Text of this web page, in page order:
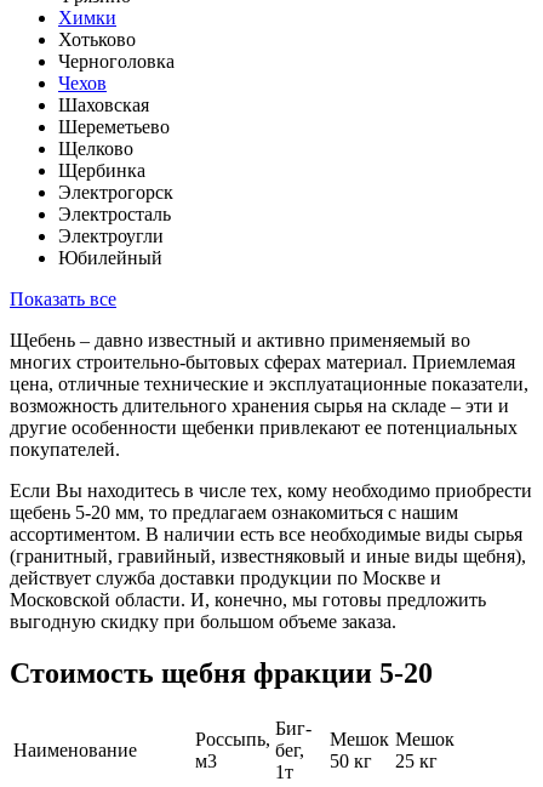
Химки
Хотьково
Черноголовка
Чехов
Шаховская
Шереметьево
Щелково
Щербинка
Электрогорск
Электросталь
Электроугли
Юбилейный
Показать все
Щебень – давно известный и активно применяемый во
многих строительно-бытовых сферах материал. Приемлемая
цена, отличные технические и эксплуатационные показатели,
возможность длительного хранения сырья на складе – эти и
другие особенности щебенки привлекают ее потенциальных
покупателей.
Если Вы находитесь в числе тех, кому необходимо приобрести
щебень 5-20 мм, то предлагаем ознакомиться с нашим
ассортиментом. В наличии есть все необходимые виды сырья
(гранитный, гравийный, известняковый и иные виды щебня),
действует служба доставки продукции по Москве и
Московской области. И, конечно, мы готовы предложить
выгодную скидку при большом объеме заказа.
Стоимость щебня фракции 5-20
Наименование
Россыпь,
м3
Биг-
бег,
1т
Мешок
50 кг
Мешок
25 кг